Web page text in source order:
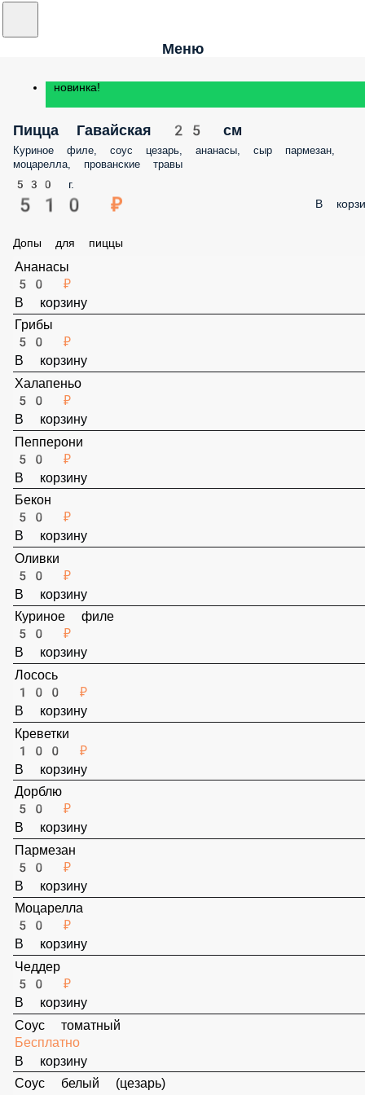
Меню
новинка!
Пицца Гавайская 25 см
Куриное филе, соус цезарь, ананасы, сыр пармезан, моцарелла,
прованские травы
530 г.
510 ₽ В
Допы для пиццы
Ананасы
50 ₽
В корзину
Грибы
50 ₽
В корзину
Халапеньо
50 ₽
В корзину
Пепперони
50 ₽
Бекон
50 ₽
В корзину
Оливки
50 ₽
В корзину
Куриное филе
50 ₽
В корзину
Лосось
100 ₽
В корзину
Креветки
В корзину
50 ₽
В корзину
Пармезан
50 ₽
В корзину
Моцарелла